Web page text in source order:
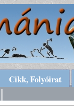
Cikk, Folyóirat